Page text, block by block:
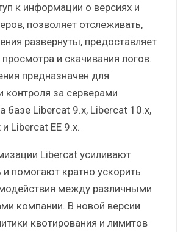
к информации о версиях и
позволяет отслеживать,
развернуты, предоставляет
и скачивания логов.
предназначен для
контроля за серверами
базе Libercat 9.x, Libercat 10.x,
Libercat EE 9.x.
Libercat усиливают
и помогают кратно ускорить
между различными
компании. В новой версии
квотирования и лимитов